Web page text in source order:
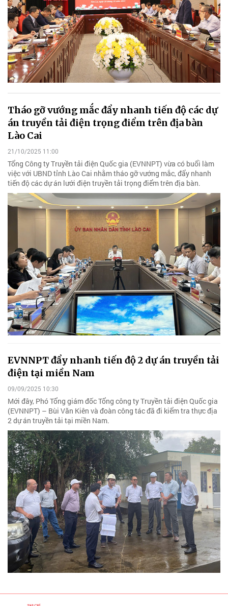
Tháo gỡ vướng mắc đẩy nhanh tiến độ các dự
án truyền tải điện trọng điểm trên địa bàn
Lào Cai
21/10/2025 11:00
Tổng Công ty Truyền tải điện Quốc gia (EVNNPT) vừa có buổi làm
việc với UBND tỉnh Lào Cai nhằm tháo gỡ vướng mắc, đẩy nhanh
tiến độ các dự án lưới điện truyền tải trọng điểm trên địa bàn.
EVNNPT đẩy nhanh tiến độ 2 dự án truyền tải
điện tại miền Nam
09/09/2025 10:30
Mới đây, Phó Tổng giám đốc Tổng công ty Truyền tải điện Quốc gia
(EVNNPT) – Bùi Văn Kiên và đoàn công tác đã đi kiểm tra thực địa
2 dự án truyền tải tại miền Nam.